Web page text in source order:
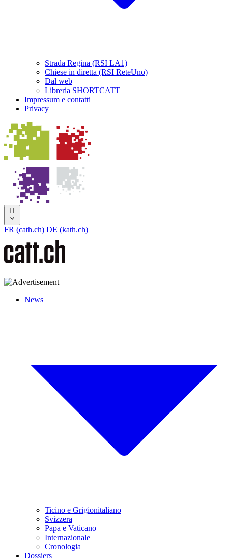
Strada Regina (RSI LA1)
Chiese in diretta (RSI ReteUno)
Dal web
Libreria SHORTCATT
Impressum e contatti
Privacy
IT
FR (cath.ch) DE (kath.ch)
News
Ticino e Grigionitaliano
Svizzera
Papa e Vaticano
Internazionale
Cronologia
Dossiers